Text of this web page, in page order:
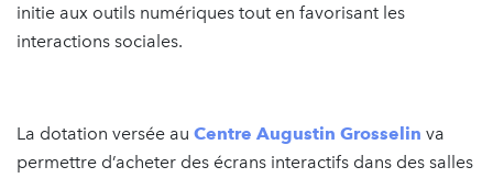
initie aux outils numériques tout en favorisant les
interactions sociales.
La dotation versée au Centre Augustin Grosselin va
permettre d’acheter des écrans interactifs dans des salles